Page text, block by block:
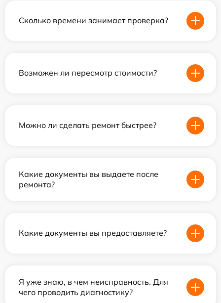
Сколько времени занимает проверка?
Возможен ли пересмотр стоимости?
Можно ли сделать ремонт быстрее?
Какие документы вы выдаете после
ремонта?
Какие документы вы предоставляете?
Я уже знаю, в чем неисправность. Для
чего проводить диагностику?